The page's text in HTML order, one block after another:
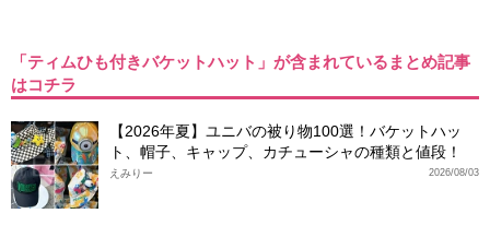
「ティムひも付きバケットハット」が含まれているまとめ記事
はコチラ
【2026年夏】ユニバの被り物100選！バケットハッ
ト、帽子、キャップ、カチューシャの種類と値段！
2026/08/03
えみりー